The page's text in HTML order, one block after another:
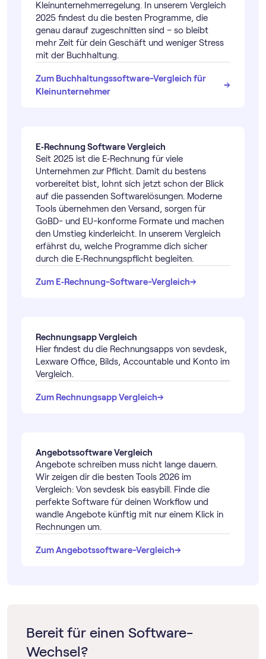
Klein­unternehmer­regelung. In unserem Vergleich
2025 findest du die besten Programme, die
genau darauf zugeschnitten sind – so bleibt
mehr Zeit für dein Geschäft und weniger Stress
mit der Buchhaltung.
Zum Buch­haltungs­software-Vergleich für
Kleinunternehmer
→
E‑Rechnung Software Vergleich
Seit 2025 ist die E‑Rechnung für viele
Unternehmen zur Pflicht. Damit du bestens
vorbereitet bist, lohnt sich jetzt schon der Blick
auf die passenden Softwarelösungen. Moderne
Tools übernehmen den Versand, sorgen für
GoBD- und EU-konforme Formate und machen
den Umstieg kinderleicht. In unserem Vergleich
erfährst du, welche Programme dich sicher
durch die E‑Rechnungspflicht begleiten.
Zum E‑Rechnung-Software-Vergleich→
→
Rechnungsapp Vergleich
Hier findest du die Rechnungsapps von sevdesk,
Lexware Office, Bilds, Accountable und Konto im
Vergleich.
Zum Rechnungsapp Vergleich→
→
Angebotssoftware Vergleich
Angebote schreiben muss nicht lange dauern.
Wir zeigen dir die besten Tools 2026 im
Vergleich: Von sevdesk bis easybill. Finde die
perfekte Software für deinen Workflow und
wandle Angebote künftig mit nur einem Klick in
Rechnungen um.
Zum Angebotssoftware-Vergleich→
→
Bereit für einen Software-
Wechsel?